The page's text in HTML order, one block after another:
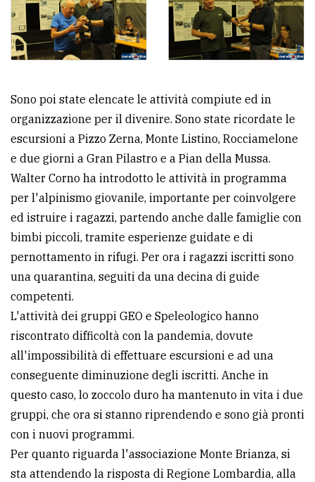
Sono poi state elencate le attività compiute ed in
organizzazione per il divenire. Sono state ricordate le
escursioni a Pizzo Zerna, Monte Listino, Rocciamelone
e due giorni a Gran Pilastro e a Pian della Mussa.
Walter Corno ha introdotto le attività in programma
per l'alpinismo giovanile, importante per coinvolgere
ed istruire i ragazzi, partendo anche dalle famiglie con
bimbi piccoli, tramite esperienze guidate e di
pernottamento in rifugi. Per ora i ragazzi iscritti sono
una quarantina, seguiti da una decina di guide
competenti.
L'attività dei gruppi GEO e Speleologico hanno
riscontrato difficoltà con la pandemia, dovute
all'impossibilità di effettuare escursioni e ad una
conseguente diminuzione degli iscritti. Anche in
questo caso, lo zoccolo duro ha mantenuto in vita i due
gruppi, che ora si stanno riprendendo e sono già pronti
con i nuovi programmi.
Per quanto riguarda l'associazione Monte Brianza, si
sta attendendo la risposta di Regione Lombardia, alla